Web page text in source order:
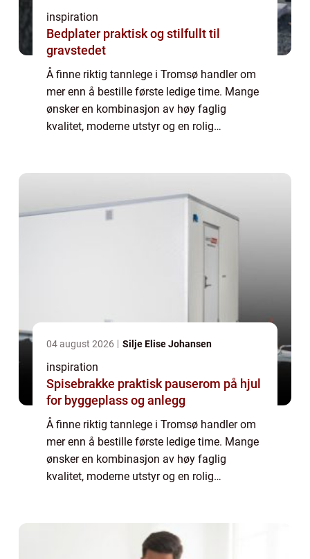
inspiration
Bedplater praktisk og stilfullt til
gravstedet
Å finne riktig tannlege i Tromsø handler om
mer enn å bestille første ledige time. Mange
ønsker en kombinasjon av høy faglig
kvalitet, moderne utstyr og en rolig
04 august 2026 Silje Elise Johansen
inspiration
Spisebrakke praktisk pauserom på hjul
for byggeplass og anlegg
Å finne riktig tannlege i Tromsø handler om
mer enn å bestille første ledige time. Mange
ønsker en kombinasjon av høy faglig
kvalitet, moderne utstyr og en rolig